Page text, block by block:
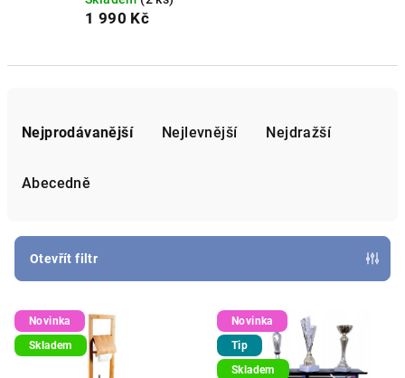
1 990 Kč
r
o
d
u
Nejprodávanější Nejlevnější Nejdražší
Abecedně
Otevřít filtr
V
ý
p
Novinka
Skladem
Novinka
Tip
Skladem